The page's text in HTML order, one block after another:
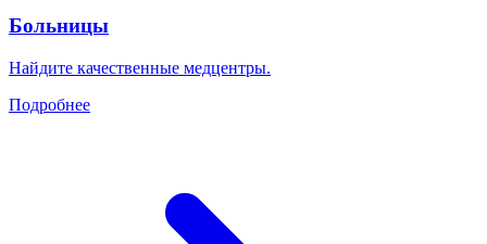
Больницы
Найдите качественные медцентры.
Подробнее